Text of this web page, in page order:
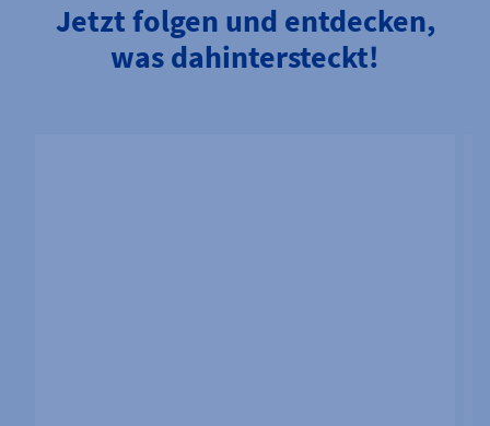
Jetzt folgen und entdecken,
was dahintersteckt!